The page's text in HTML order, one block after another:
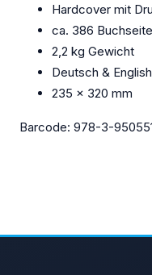
Hardcover mit
ca. 386
2,2 kg Gewicht
Deutsch &
235 x 320 mm
Barcode: 978-3-